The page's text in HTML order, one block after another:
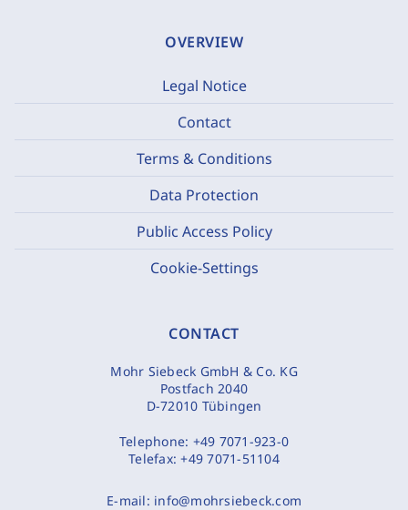
OVERVIEW
Legal Notice
Contact
Terms & Conditions
Data Protection
Public Access Policy
Cookie-Settings
CONTACT
Mohr Siebeck GmbH & Co. KG
Postfach 2040
D-72010 Tübingen
Telephone: +49 7071-923-0
Telefax:+49 7071-51104
E-mail: info@mohrsiebeck.com